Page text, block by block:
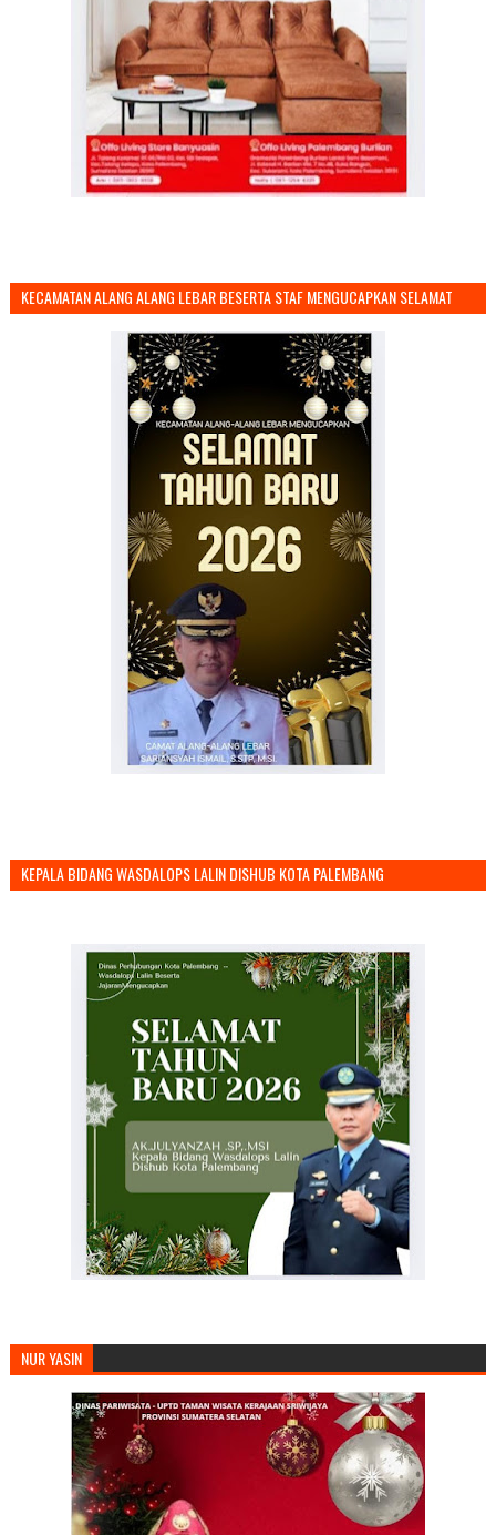
KECAMATAN ALANG ALANG LEBAR BESERTA STAF MENGUCAPKAN SELAMAT
KEPALA BIDANG WASDALOPS LALIN DISHUB KOTA PALEMBANG
NUR YASIN